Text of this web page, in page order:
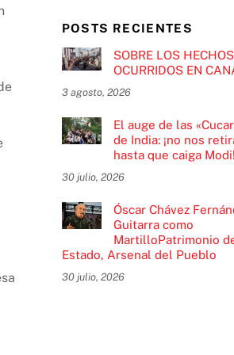
POSTS RECIENTES
SOBRE LOS HECHOS
OCURRIDOS EN
3 agosto, 2026
El auge de las
de India: ¡no nos
hasta que caiga Modi!
30 julio, 2026
Óscar Chávez
Guitarra como
MartilloPatrimonio
Estado, Arsenal del Pueblo
30 julio, 2026